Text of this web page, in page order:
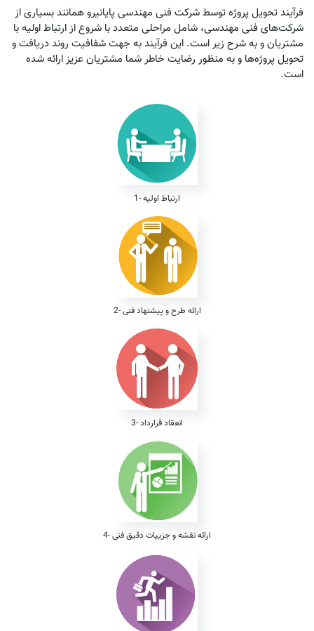
فرآیند تحویل پروژه توسط شرکت فنی مهندسی پایانیرو همانند بسیاری از
شرکت‌های فنی مهندسی، شامل مراحلی متعدد با شروع از ارتباط اولیه با
مشتریان و به شرح زیر است. این فرآیند به جهت شفافیت روند دریافت و
تحویل پروژه‌ها و به منظور رضایت خاطر شما مشتریان عزیز ارائه شده
است.
1- ارتباط اولیه
2- ارائه طرح و پیشنهاد فنی
3- انعقاد قرارداد
4- ارائه نقشه و جزییات دقیق فنی